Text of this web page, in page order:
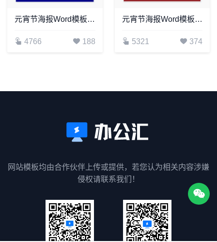
元宵节海报Word模板(9)
4766 188
元宵节海报Word模板(7)
5321 374
网站模板均由合作伙伴上传或提供，若您认为相关内容涉嫌
侵权请联系我们！